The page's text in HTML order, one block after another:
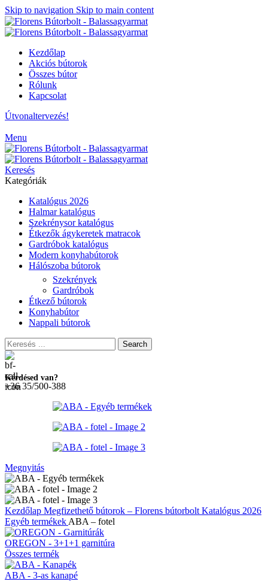
Skip to navigation Skip to main content
Kezdőlap
Akciós bútorok
Összes bútor
Rólunk
Kapcsolat
Útvonaltervezés!
Menu
Keresés
Kategóriák
Katalógus 2026
Halmar katalógus
Szekrénysor katalógus
Étkezők ágykeretek matracok
Gardróbok katalógus
Modern konyhabútorok
Hálószoba bútorok
Szekrények
Gardróbok
Étkező bútorok
Konyhabútor
Nappali bútorok
Search
Kérdésed van?
+36 35/500-388
Megnyitás
Kezdőlap Megfizethető bútorok – Florens bútorbolt Katalógus 2026
Egyéb termékek ABA – fotel
OREGON - 3+1+1 garnitúra
Összes termék
ABA - 3-as kanapé